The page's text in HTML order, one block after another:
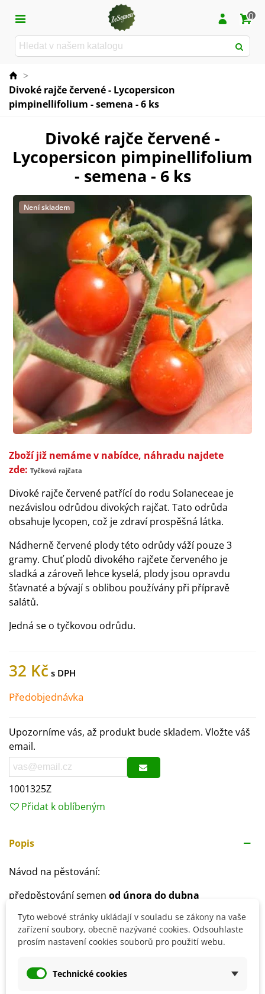
0
>
Divoké rajče červené - Lycopersicon
pimpinellifolium - semena - 6 ks
Divoké rajče červené -
Lycopersicon pimpinellifolium
- semena - 6 ks
Není skladem
Zboží již nemáme v nabídce, náhradu najdete
zde: Tyčková rajčata
Divoké rajče červené patřící do rodu Solaneceae je
nezávislou odrůdou divokých rajčat. Tato odrůda
obsahuje lycopen, což je zdraví prospěšná látka.
Nádherně červené plody této odrůdy váží pouze 3
gramy. Chuť plodů divokého rajčete červeného je
sladká a zároveň lehce kyselá, plody jsou opravdu
šťavnaté a bývají s oblibou používány při přípravě
salátů.
Jedná se o tyčkovou odrůdu.
32 Kč
Předobjednávka
Upozorníme vás, až produkt bude skladem. Vložte váš
email.
1001325Z
Přidat k oblíbeným
Popis
Návod na pěstování:
předpěstování semen od února do dubna
doba klíčení:1 - 2 týdny, i déle, během klíčení udržujte
vyšší teplotu
spon:80 x 50 cm
stanoviště:teplé, slunečné, dobře chráněné
Tyto webové stránky ukládají v souladu se zákony na vaše
zařízení soubory, obecně nazývané cookies. Odsouhlaste
prosím nastavení cookies souborů pro použití webu.
Technické cookies